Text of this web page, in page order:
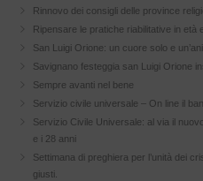
Rinnovo dei consigli delle province
Ripensare le pratiche riabilitative in età
San Luigi Orione: un cuore solo e
Savignano festeggia san Luigi Orione
Sempre avanti nel bene
Servizio civile universale – On line il
Servizio Civile Universale: al via il
e i 28 anni
Settimana di preghiera per l’unità dei
giusti.